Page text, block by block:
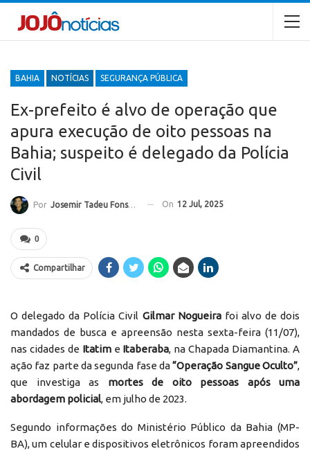
BAHIA NOTÍCIAS SEGURANÇA PÚBLICA
Ex-prefeito é alvo de operação que
apura execução de oito pessoas na
Bahia; suspeito é delegado da Polícia
Civil
Por Josemir Tadeu Fonseca On 12 Jul, 2025
0
Compartilhar
O delegado da Polícia Civil Gilmar Nogueirafoi alvo de dois
mandados de busca e apreensão nesta sexta-feira (11/07),
nas cidades de Itatime Itaberaba, na Chapada Diamantina. A
ação faz parte da segunda fase da“Operação Sangue Oculto”,
que investiga as mortes de oito pessoas após uma
abordagem policial, em julho de 2023.
Segundo informações do Ministério Público da Bahia (MP-
BA), um celular e dispositivos eletrônicos foram apreendidos